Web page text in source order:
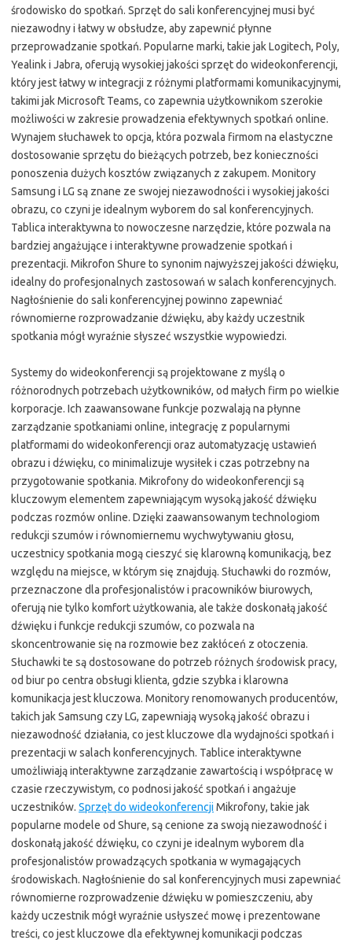
środowisko do spotkań. Sprzęt do sali konferencyjnej musi być
niezawodny i łatwy w obsłudze, aby zapewnić płynne
przeprowadzanie spotkań. Popularne marki, takie jak Logitech, Poly,
Yealink i Jabra, oferują wysokiej jakości sprzęt do wideokonferencji,
który jest łatwy w integracji z różnymi platformami komunikacyjnymi,
takimi jak Microsoft Teams, co zapewnia użytkownikom szerokie
możliwości w zakresie prowadzenia efektywnych spotkań online.
Wynajem słuchawek to opcja, która pozwala firmom na elastyczne
dostosowanie sprzętu do bieżących potrzeb, bez konieczności
ponoszenia dużych kosztów związanych z zakupem. Monitory
Samsung i LG są znane ze swojej niezawodności i wysokiej jakości
obrazu, co czyni je idealnym wyborem do sal konferencyjnych.
Tablica interaktywna to nowoczesne narzędzie, które pozwala na
bardziej angażujące i interaktywne prowadzenie spotkań i
prezentacji. Mikrofon Shure to synonim najwyższej jakości dźwięku,
idealny do profesjonalnych zastosowań w salach konferencyjnych.
Nagłośnienie do sali konferencyjnej powinno zapewniać
równomierne rozprowadzanie dźwięku, aby każdy uczestnik
spotkania mógł wyraźnie słyszeć wszystkie wypowiedzi.
Systemy do wideokonferencji są projektowane z myślą o
różnorodnych potrzebach użytkowników, od małych firm po wielkie
korporacje. Ich zaawansowane funkcje pozwalają na płynne
zarządzanie spotkaniami online, integrację z popularnymi
platformami do wideokonferencji oraz automatyzację ustawień
obrazu i dźwięku, co minimalizuje wysiłek i czas potrzebny na
przygotowanie spotkania. Mikrofony do wideokonferencji są
kluczowym elementem zapewniającym wysoką jakość dźwięku
podczas rozmów online. Dzięki zaawansowanym technologiom
redukcji szumów i równomiernemu wychwytywaniu głosu,
uczestnicy spotkania mogą cieszyć się klarowną komunikacją, bez
względu na miejsce, w którym się znajdują. Słuchawki do rozmów,
przeznaczone dla profesjonalistów i pracowników biurowych,
oferują nie tylko komfort użytkowania, ale także doskonałą jakość
dźwięku i funkcje redukcji szumów, co pozwala na
skoncentrowanie się na rozmowie bez zakłóceń z otoczenia.
Słuchawki te są dostosowane do potrzeb różnych środowisk pracy,
od biur po centra obsługi klienta, gdzie szybka i klarowna
komunikacja jest kluczowa. Monitory renomowanych producentów,
takich jak Samsung czy LG, zapewniają wysoką jakość obrazu i
niezawodność działania, co jest kluczowe dla wydajności spotkań i
prezentacji w salach konferencyjnych. Tablice interaktywne
umożliwiają interaktywne zarządzanie zawartością i współpracę w
czasie rzeczywistym, co podnosi jakość spotkań i angażuje
uczestników. Sprzęt do wideokonferencji Mikrofony, takie jak
popularne modele od Shure, są cenione za swoją niezawodność i
doskonałą jakość dźwięku, co czyni je idealnym wyborem dla
profesjonalistów prowadzących spotkania w wymagających
środowiskach. Nagłośnienie do sal konferencyjnych musi zapewniać
równomierne rozprowadzenie dźwięku w pomieszczeniu, aby
każdy uczestnik mógł wyraźnie usłyszeć mowę i prezentowane
treści, co jest kluczowe dla efektywnej komunikacji podczas